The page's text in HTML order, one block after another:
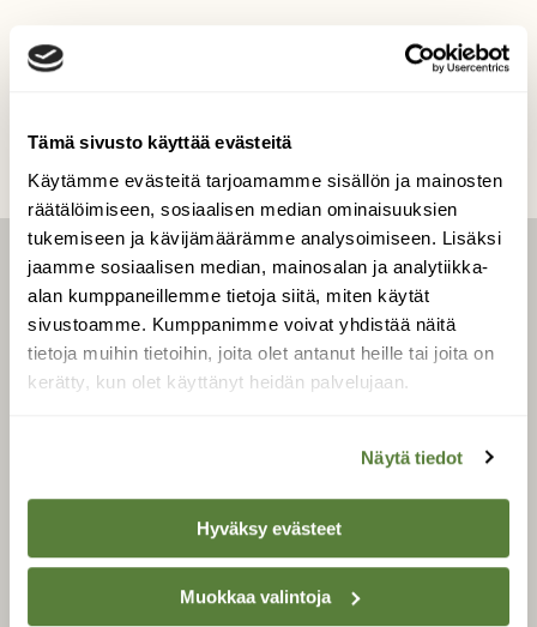
Tämä sivusto käyttää evästeitä
Käytämme evästeitä tarjoamamme sisällön ja mainosten
räätälöimiseen, sosiaalisen median ominaisuuksien
tukemiseen ja kävijämäärämme analysoimiseen. Lisäksi
jaamme sosiaalisen median, mainosalan ja analytiikka-
alan kumppaneillemme tietoja siitä, miten käytät
sivustoamme. Kumppanimme voivat yhdistää näitä
tietoja muihin tietoihin, joita olet antanut heille tai joita on
kerätty, kun olet käyttänyt heidän palvelujaan.
Näytä tiedot
Hyväksy evästeet
Muokkaa valintoja
LEHTI
Uusin lehti
Tilaa Suomen Luonto
Tilaa digilukuoikeus
Tilaa uutiskirje
SUOMEN LUONNON­
SUOJELU­LIITTO